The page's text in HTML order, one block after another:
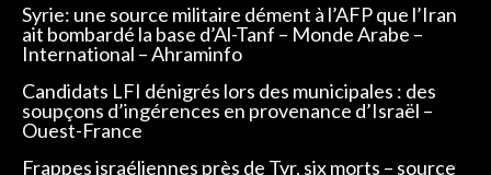
Syrie: une source militaire dément à l’AFP que l’Iran
ait bombardé la base d’Al-Tanf – Monde Arabe –
International – Ahraminfo
Candidats LFI dénigrés lors des municipales : des
soupçons d’ingérences en provenance d’Israël –
Ouest-France
Frappes israéliennes près de Tyr, six morts – source